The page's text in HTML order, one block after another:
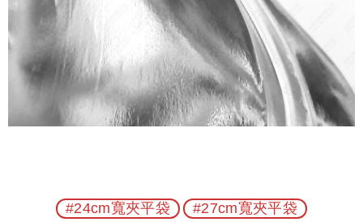
#24cm寬夾平袋
#27cm寬夾平袋